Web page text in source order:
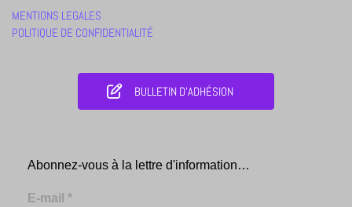
MENTIONS LEGALES
POLITIQUE DE CONFIDENTIALITÉ
BULLETIN D'ADHÉSION
Abonnez-vous à la lettre d'information…
E-mail *